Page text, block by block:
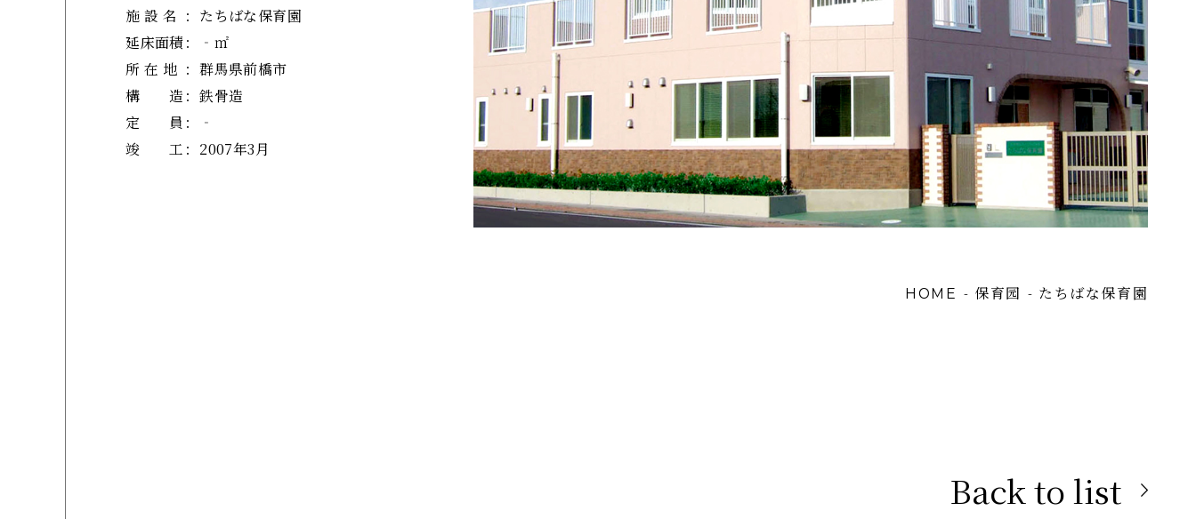
施 設 名 ： たちばな保育園
延床面積：
‐㎡
所 在 地 ： 群馬県前橋市
構 造 ： 鉄骨造
定 員 ：
‐
竣 工 ： 2007年3月
HOME - 保育园 - たちばな保育園
Back to list